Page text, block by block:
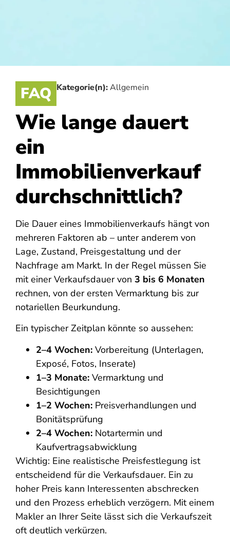
FAQ Kategorie(n):Allgemein
Wie lange dauert
ein
Immobilienverkauf
durchschnittlich?
Die Dauer eines Immobilienverkaufs hängt von
mehreren Faktoren ab – unter anderem von
Lage, Zustand, Preisgestaltung und der
Nachfrage am Markt. In der Regel müssen Sie
mit einer Verkaufsdauer von 3 bis 6 Monaten
rechnen, von der ersten Vermarktung bis zur
notariellen Beurkundung.
Ein typischer Zeitplan könnte so aussehen:
2–4 Wochen: Vorbereitung (Unterlagen,
Exposé, Fotos, Inserate)
1–3 Monate: Vermarktung und
Besichtigungen
1–2 Wochen: Preisverhandlungen und
Bonitätsprüfung
2–4 Wochen: Notartermin und
Kaufvertragsabwicklung
Wichtig: Eine realistische Preisfestlegung ist
entscheidend für die Verkaufsdauer. Ein zu
hoher Preis kann Interessenten abschrecken
und den Prozess erheblich verzögern. Mit einem
Makler an Ihrer Seite lässt sich die Verkaufszeit
oft deutlich verkürzen.